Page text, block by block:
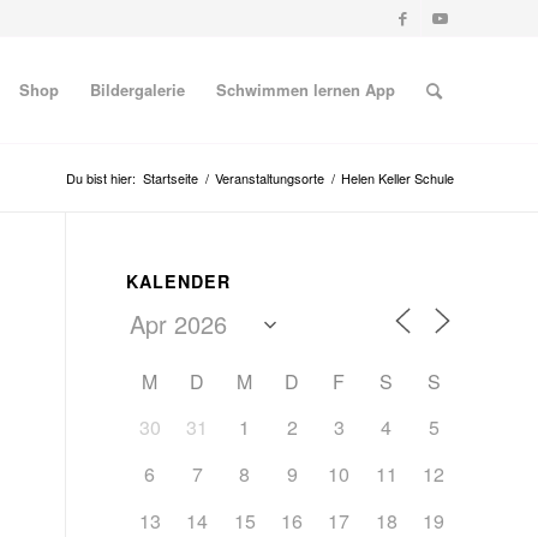
Shop Bildergalerie Schwimmen lernen App
Du bist hier: Startseite / Veranstaltungsorte / Helen Keller Schule
KALENDER
M D M D F S
S
30
31 1 2 3 4
5
6
7 8 9 10 11
12
13
14 15 16 17 18
19